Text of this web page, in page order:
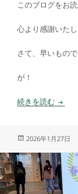
このブログをお
心より感謝いたし
さて、早いもの
が！
続きを読む やめ
投
日:
2026年1月27日